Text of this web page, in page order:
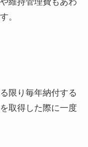
。
限り毎年納付する
取得した際に一度